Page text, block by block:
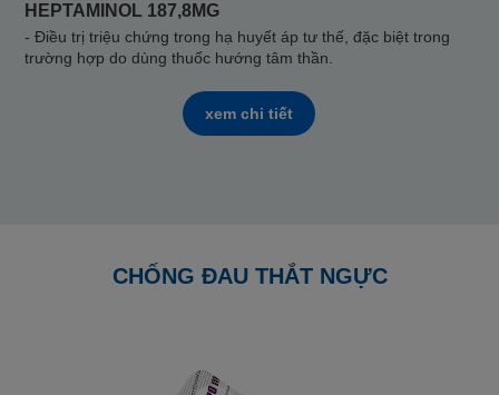
HEPTAMINOL 187,8MG
- Điều trị triệu chứng trong hạ huyết áp tư thế, đặc biệt trong
trường hợp do dùng thuốc hướng tâm thần.
xem chi tiết
CHỐNG ĐAU THẮT NGỰC